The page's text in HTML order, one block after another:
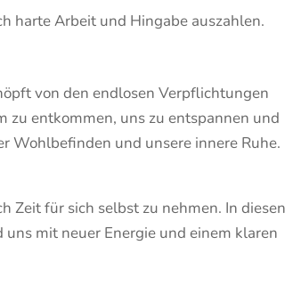
harte Arbeit und Hingabe auszahlen.
von den endlosen Verpflichtungen
zu entkommen, uns zu entspannen und
Wohlbefinden und unsere innere Ruhe.
Zeit für sich selbst zu nehmen. In diesen
mit neuer Energie und einem klaren